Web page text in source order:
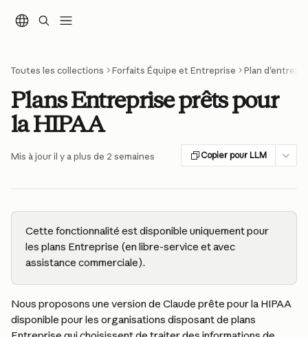
Toutes les collections Forfaits Équipe et Entreprise Plan
Plans Entreprise prêts pour
la HIPAA
Mis à jour il y a plus de 2 semaines Copier pour LLM
Cette fonctionnalité est disponible uniquement pour
les plans Entreprise (en libre-service et avec
assistance commerciale).
Nous proposons une version de Claude prête pour la HIPAA
disponible pour les organisations disposant de plans